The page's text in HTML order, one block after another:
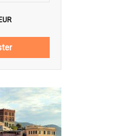
EUR